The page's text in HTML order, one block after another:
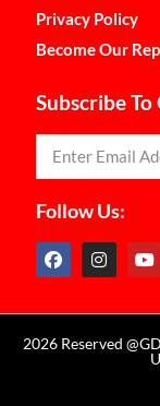
Privacy Policy
Become Our
Subscribe
Follow Us:
2026 Reserved